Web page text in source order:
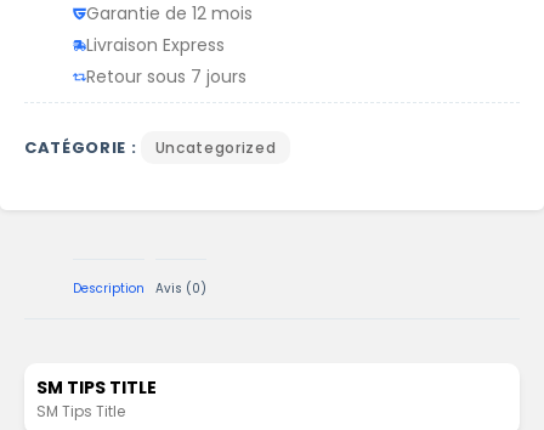
Garantie de 12 mois
Livraison Express
Retour sous 7 jours
CATÉGORIE : Uncategorized
Description Avis (0)
SM TIPS TITLE
SM Tips Title